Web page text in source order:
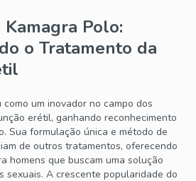
Polo:
o Tratamento da
como um inovador no campo dos
erétil, ganhando reconhecimento
Sua formulação única e método de
de outros tratamentos, oferecendo
homens que buscam uma solução
sexuais. A crescente popularidade do